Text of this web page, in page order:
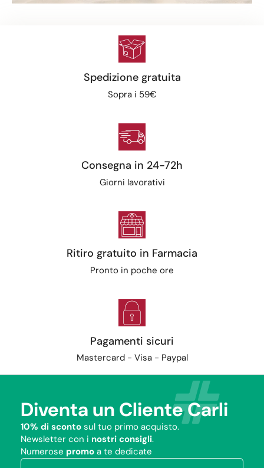
Spedizione gratuita
Sopra i 59€
Consegna in 24-72h
Giorni lavorativi
Ritiro gratuito in Farmacia
Pronto in poche ore
Pagamenti sicuri
Mastercard - Visa - Paypal
Diventa un Cliente Carli
10% di sconto sul tuo primo acquisto.
Newsletter con i nostri consigli.
Numerose promo a te dedicate